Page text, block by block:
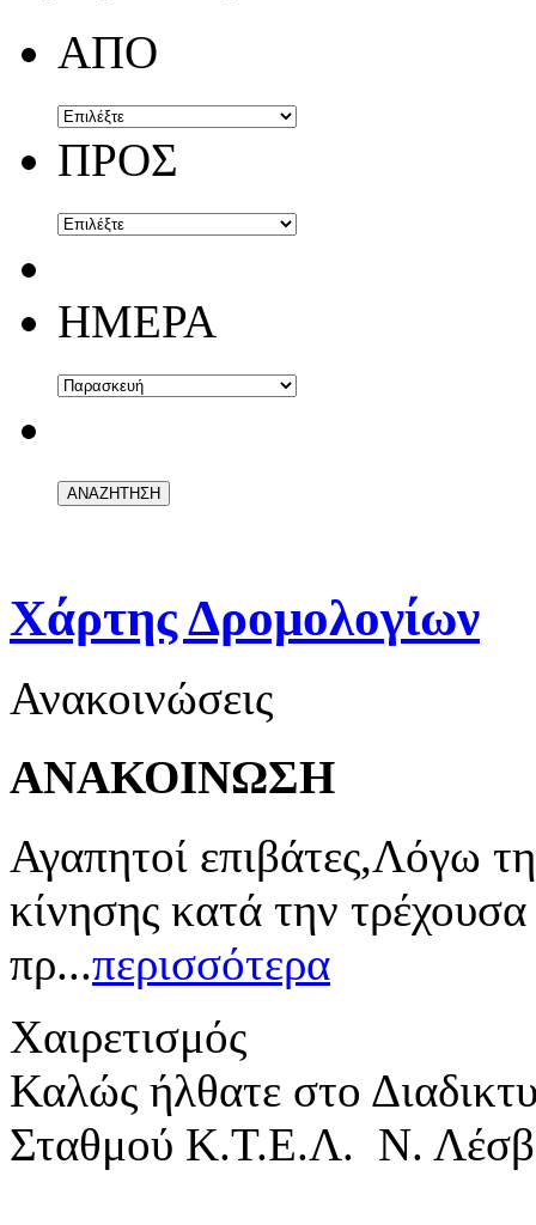
ΑΠΟ
ΠΡΟΣ
ΗΜΕΡΑ
Χάρτης Δρομολογίων
Ανακοινώσεις
ΑΝΑΚΟΙΝΩΣΗ
Αγαπητοί επιβάτες,Λόγω
κίνησης κατά την
πρ...περισσότερα
Χαιρετισμός
Καλώς ήλθατε στο
Σταθμού Κ.Τ.Ε.Λ. Ν.